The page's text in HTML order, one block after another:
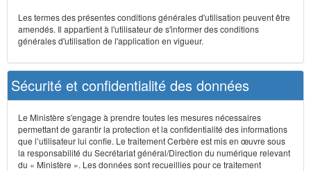
Les termes des présentes conditions générales d'utilisation peuvent être
amendés. Il appartient à l'utilisateur de s'informer des conditions
générales d'utilisation de l'application en vigueur.
Sécurité et confidentialité des données
Le Ministère s'engage à prendre toutes les mesures nécessaires
permettant de garantir la protection et la confidentialité des informations
que l’utilisateur lui confie. Le traitement Cerbère est mis en œuvre sous
la responsabilité du Secrétariat général/Direction du numérique relevant
du « Ministère ». Les données sont recueillies pour ce traitement